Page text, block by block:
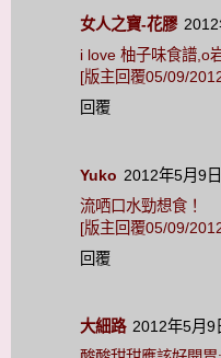
女人之寶-花膠
i love 柚子味食譜,o
[版主回覆05/09/
回覆
Yuko 2012年5月9
流哂口水勁想食！
[版主回覆05/09/
回覆
大細路 2012年5月9